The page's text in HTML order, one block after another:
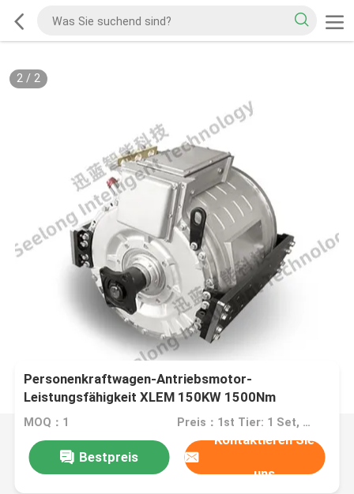
2/ 2
Personenkraftwagen-Antriebsmotor-
Leistungsfähigkeit XLEM 150KW 1500Nm
3000rpm des Motors
MOQ：1 Preis：1st Tier: 1 Set, Unit Price USD 3.00 2nd Tier: 2-5 Sets, Unit Price USD 2.00 3rd Tier: Over 5 Sets, Unit Price USD 1.00
Bestpreis
Kontaktieren Sie
uns